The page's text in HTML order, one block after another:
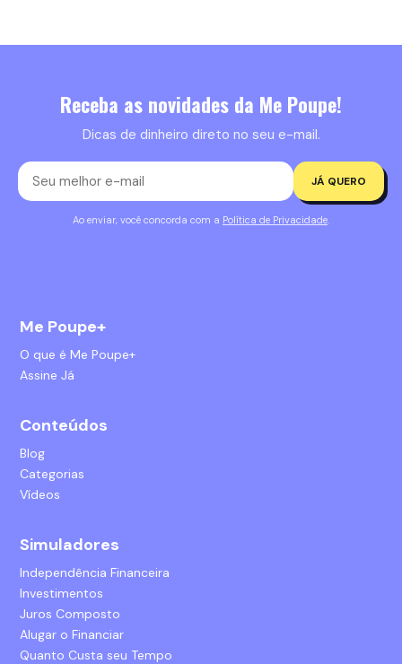
Receba as novidades da Me Poupe!
Dicas de dinheiro direto no seu e-mail.
JÁ QUERO
Ao enviar, você concorda com a Política de Privacidade
Me Poupe+
O que é Me Poupe+
Assine Já
Conteúdos
Blog
Categorias
Vídeos
Simuladores
Independência Financeira
Investimentos
Juros Composto
Alugar o Financiar
Quanto Custa seu Tempo